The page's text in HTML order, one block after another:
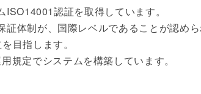
認証を取得しています。
体制が、国際レベルであることが認めら
目指します。
規定でシステムを構築しています。